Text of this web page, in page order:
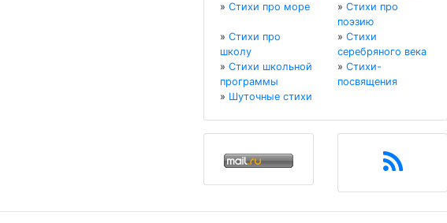
» Стихи про море » Стихи про
поэзию
» Стихи про
школу
» Стихи
серебряного века
» Стихи школьной
программы
» Стихи-
посвящения
» Шуточные стихи